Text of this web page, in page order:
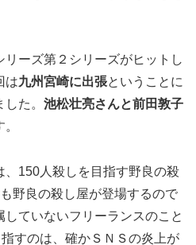
ーズ第２シリーズがヒットし
は九州宮崎に出張ということに
た。 池松壮亮さんと前田敦子
、150人殺しを目指す野良の殺
野良の殺し屋が登場するので
ていないフリーランスのこと
すのは、確かＳＮＳの炎上が